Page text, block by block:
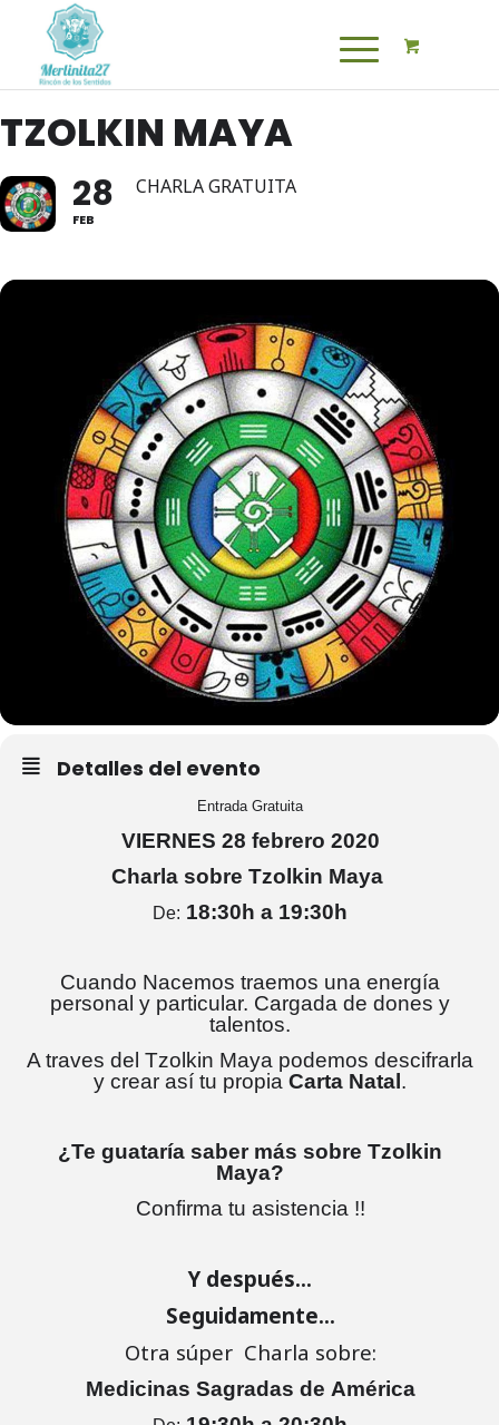
TZOLKIN MAYA
28
FEB
CHARLA GRATUITA
Detalles del evento
Entrada Gratuita
VIERNES 28 febrero 2020
Charla sobre Tzolkin Maya
De: 18:30h a 19:30h
Cuando Nacemos traemos una energía
personal y particular. Cargada de dones y
talentos.
A traves del Tzolkin Maya podemos descifrarla
y crear así tu propia Carta Natal .
¿Te guataría saber más sobre Tzolkin
Maya?
Confirma tu asistencia !!
Y después…
Seguidamente…
Otra súper Charla sobre:
Medicinas Sagradas de América